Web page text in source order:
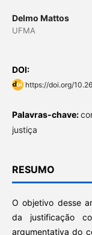
Delmo Mattos
UFMA
DOI:
https://doi.org/
Palavras-chave:
justiça
RESUMO
O objetivo desse
da justificação
argumentativa do